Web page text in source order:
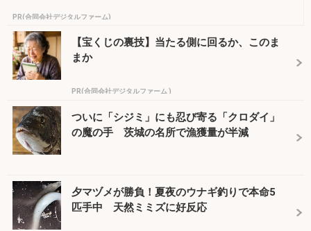
PR(合同会社デジタルファーム)
【宝くじの裏技】当たる側に回るか、このま
まか
PR(合同会社デジタルファーム )
ついに「シジミ」にも忍び寄る「クロダイ」
の魔の手 茨城の名所で漁獲量が半減
夕マヅメが勝負！夏夜のウナギ釣りで本命5
匹手中 天然ミミズに好反応